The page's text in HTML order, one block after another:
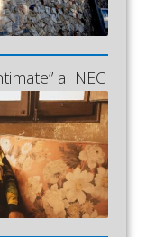
al NEC